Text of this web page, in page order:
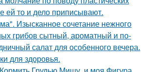
ей то и дело приписывают.
Изысканное сочетание нежного
грибов сытный, ароматный и по-
салат для особенного вечера.
для здоровья.